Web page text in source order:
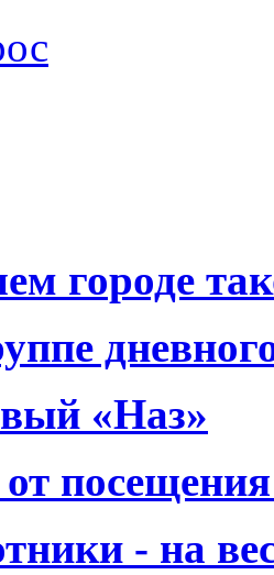
городе
«Наз»
от
- на